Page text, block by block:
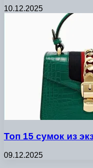
10.12.2025
Топ 15 сумок из
09.12.2025